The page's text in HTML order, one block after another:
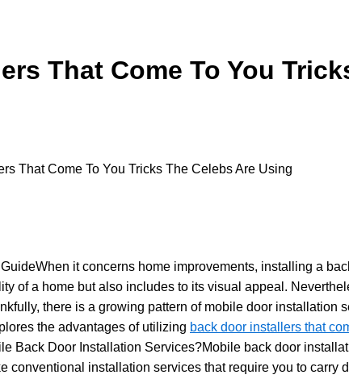
That Come To You
That Come To You Tricks The Celebs Are Using
it concerns home improvements, installing a
of a home but also includes to its visual appeal.
there is a growing pattern of mobile door installation
the advantages of utilizing back door installers that
Back Door Installation Services?Mobile back door
conventional installation services that require you to carry